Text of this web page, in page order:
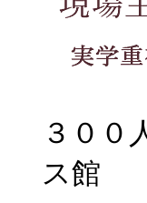
３００
ス館